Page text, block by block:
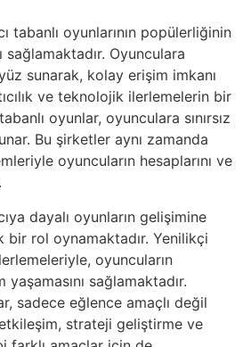
tabanlı oyunlarının popülerliğinin
sağlamaktadır. Oyunculara
sunarak, kolay erişim imkanı
ve teknolojik ilerlemelerin bir
oyunlar, oyunculara sınırsız
Bu şirketler aynı zamanda
oyuncuların hesaplarını ve
dayalı oyunların gelişimine
bir rol oynamaktadır. Yenilikçi
oyuncuların
sağlamaktadır.
sadece eğlence amaçlı değil
strateji geliştirme ve